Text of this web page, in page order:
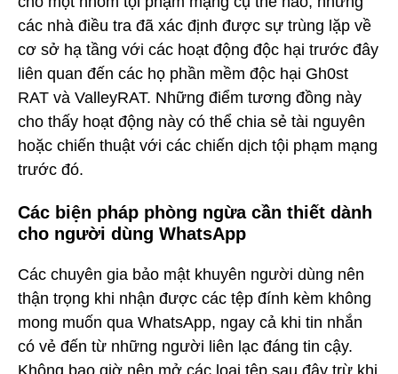
các nhà điều tra đã xác định được sự trùng lặp về
cơ sở hạ tầng với các hoạt động độc hại trước đây
liên quan đến các họ phần mềm độc hại Gh0st
RAT và ValleyRAT. Những điểm tương đồng này
cho thấy hoạt động này có thể chia sẻ tài nguyên
hoặc chiến thuật với các chiến dịch tội phạm mạng
trước đó.
Các biện pháp phòng ngừa cần thiết dành
cho người dùng WhatsApp
Các chuyên gia bảo mật khuyên người dùng nên
thận trọng khi nhận được các tệp đính kèm không
mong muốn qua WhatsApp, ngay cả khi tin nhắn
có vẻ đến từ những người liên lạc đáng tin cậy.